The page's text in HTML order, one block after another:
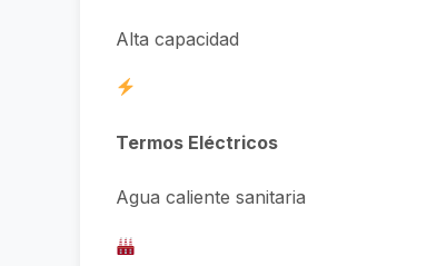
Alta capacidad
Termos Eléctricos
Agua caliente sanitaria